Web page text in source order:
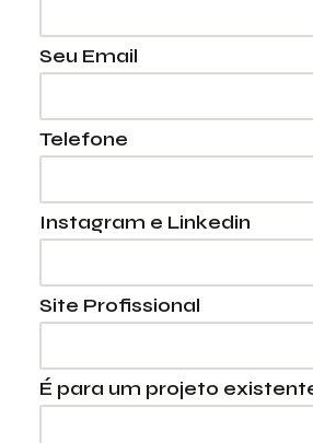
Seu Email
Telefone
Instagram e Linkedin
Site Profissional
É para um projeto